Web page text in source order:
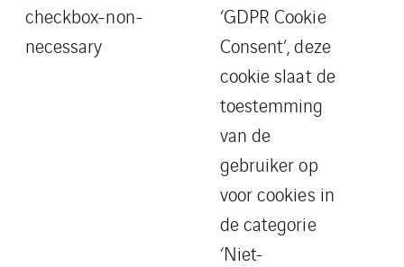
checkbox-non-
necessary
‘GDPR Cookie
Consent’, deze
cookie slaat de
toestemming
van de
gebruiker op
voor cookies in
de categorie
‘Niet-